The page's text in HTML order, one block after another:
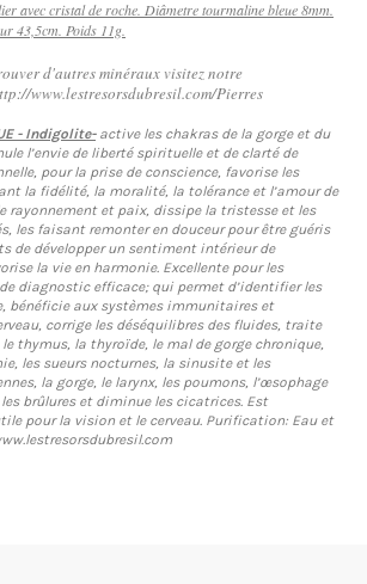
avec cristal de roche. Diâmetre tourmaline bleue 8mm.
43,5cm. Poids 11g.
d'autres minéraux visitez notre
www.lestresorsdubresil.com/Pierres
- Indigolite-active les chakras de la gorge et du
l’envie de liberté spirituelle et de clarté de
pour la prise de conscience, favorise les
la fidélité, la moralité, la tolérance et l’amour de
rayonnement et paix, dissipe la tristesse et les
les faisant remonter en douceur pour être guéris
de développer un sentiment intérieur de
la vie en harmonie. Excellente pour les
diagnostic efficace; qui permet d’identifier les
bénéficie aux systèmes immunitaires et
corrige les déséquilibres des fluides, traite
le thymus, la thyroïde, le mal de gorge chronique,
les sueurs nocturnes, la sinusite et les
la gorge, le larynx, les poumons, l’œsophage
brûlures et diminue les cicatrices. Est
pour la vision et le cerveau. Purification: Eau et